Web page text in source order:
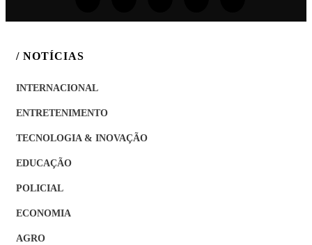
/ NOTÍCIAS
INTERNACIONAL
ENTRETENIMENTO
TECNOLOGIA & INOVAÇÃO
EDUCAÇÃO
POLICIAL
ECONOMIA
AGRO